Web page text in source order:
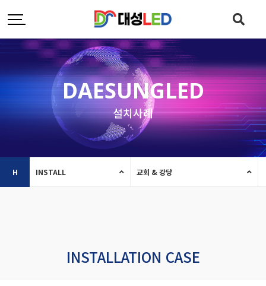
DAESUNGLED
설치사례
H INSTALL 교회 & 강당
INSTALLATION CASE